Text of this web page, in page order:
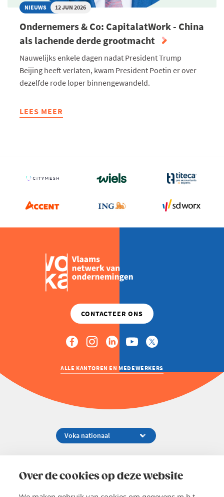
Over de cookies op deze website
NIEUWS 12 JUN 2026
Ondernemers & Co: CapitalatWork - China
als lachende derde grootmacht
Nauwelijks enkele dagen nadat President Trump
Beijing heeft verlaten, kwam President Poetin er over
dezelfde rode loper binnengewandeld.
LEES MEER
ABOUT
CHINA
LACHENDE
ALLE KANTOREN EN MEDEWERKERS
02 229 81 11